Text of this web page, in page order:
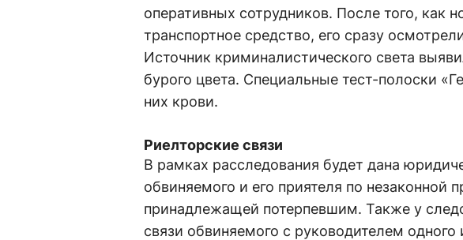
оперативных сотрудников. После того, как
транспортное средство, его сразу
Источник криминалистического света
бурого цвета. Специальные тест-полоски
них крови.
Риелторские связи
В рамках расследования будет дана
обвиняемого и его приятеля по незаконной
принадлежащей потерпевшим. Также у
связи обвиняемого с руководителем одного